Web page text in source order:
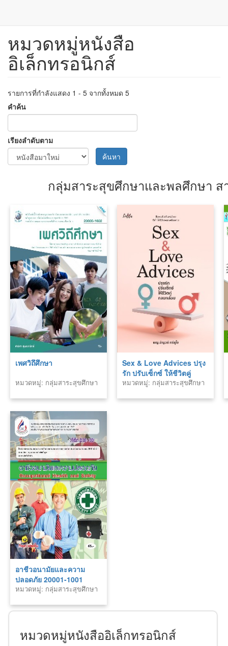
ข้าม
เนื้อหา
หมวดหมู่หนังสือ
อิเล็กทรอนิกส์
รายการที่กำลังแสดง 1 - 5 จากทั้งหมด 5
คำค้น
เรียงลำดับตาม
ค้นหา
กลุ่มสาระสุขศึกษาและพลศึกษา ส
เพศวิถึศึกษา
หมวดหมู่: กลุ่มสาระสุขศึกษา
Sex & Love Advices ปรุง
รัก ปรับเซ็กซ์ ให้ชีวิตคู่
กลมกล่อม
หมวดหมู่: กลุ่มสาระสุขศึกษา
อาชีวอนามัยและความ
ปลอดภัย 20001-1001
หมวดหมู่: กลุ่มสาระสุขศึกษา
หมวดหมู่หนังสืออิเล็กทรอนิกส์